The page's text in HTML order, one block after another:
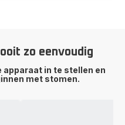
zo eenvoudig
apparaat in te stellen en
met stomen.